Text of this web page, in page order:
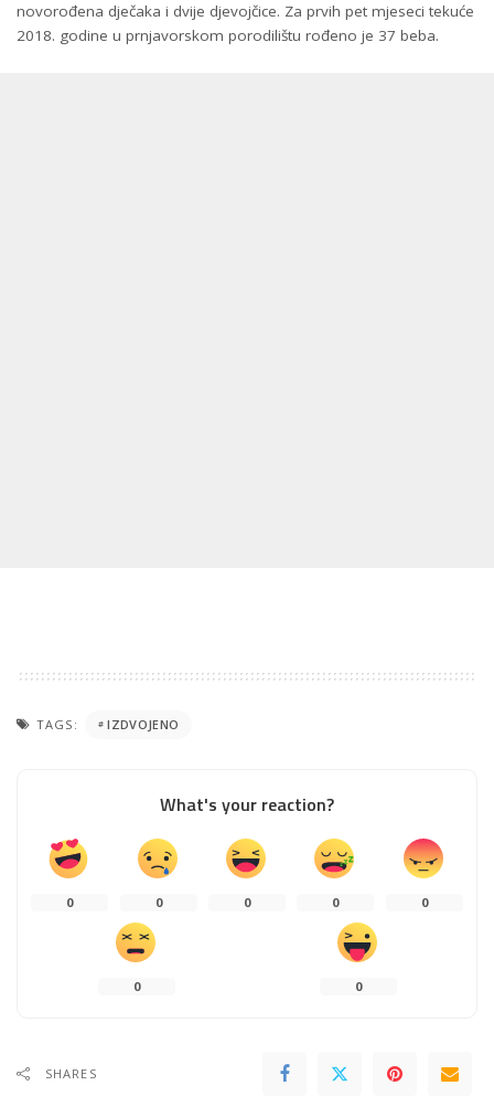
novorođena dječaka i dvije djevojčice. Za prvih pet mjeseci tekuće
2018. godine u prnjavorskom porodilištu rođeno je 37 beba.
TAGS: IZDVOJENO
What's your reaction?
0 0 0 0 0
0 0
SHARES